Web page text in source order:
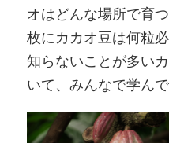
オはどんな場所で育
枚にカカオ豆は何粒
知らないことが多い
いて、みんなで学んで